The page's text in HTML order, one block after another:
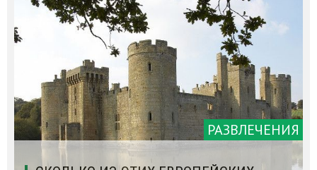
РАЗВЛЕЧЕНИЯ